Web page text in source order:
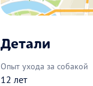
Детали
Опыт ухода за собакой
12 лет